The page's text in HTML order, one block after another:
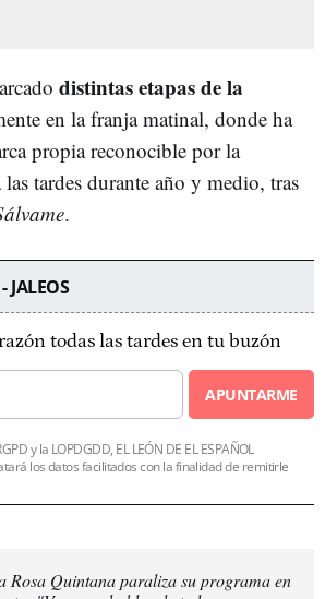
distintas etapas de la
en la franja matinal, donde ha
propia reconocible por la
las tardes durante año y medio, tras
.
JALEOS
todas las tardes en tu buzón
APUNTARME
y la LOPDGDD, EL LEÓN DE EL ESPAÑOL
los datos facilitados con la finalidad de remitirle
Rosa Quintana paraliza su programa en